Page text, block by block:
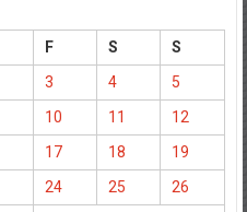
F S
S
3 4
5
10 11
12
17 18
19
24 25
26